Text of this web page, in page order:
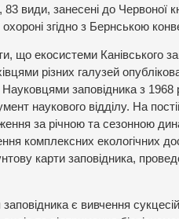
види, занесені до Червоної
згідно з Бернською
що екосистеми Канівського
різних галузей
заповідника з 1968
наукового відділу. На
за річною та сезонною
комплексних екологічних
карти заповідника,
є вивчення